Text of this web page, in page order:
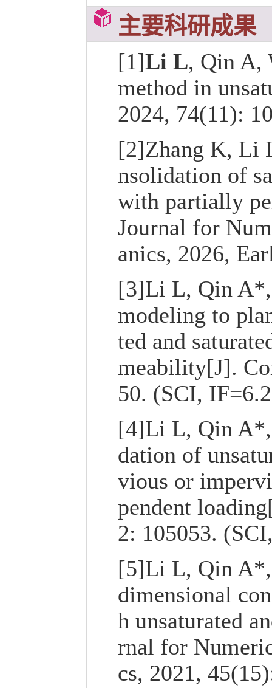
主要科研成果
[1]Li L, Qin A,
method in
2024, 74(11):
[2]Zhang K, Li
nsolidation of
with partially
Journal for
anics, 2026,
[3]Li L, Qin A*,
modeling to
ted and
meability[J].
50. (SCI,
[4]Li L, Qin A*,
dation of
vious or
pendent
2: 105053.
[5]Li L, Qin A*,
dimensional
h unsaturated
rnal for
cs, 2021,